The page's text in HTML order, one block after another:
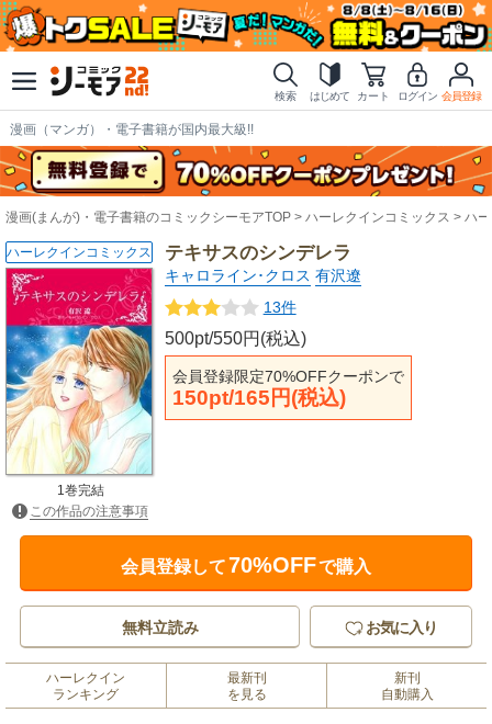
検索 はじめて カート ログイン 会員登録
漫画（マンガ）・電子書籍が国内最大級!!
漫画(まんが)・電子書籍のコミックシーモアTOP ハーレクインコミックス ハ
テキサスのシンデレラ
キャロライン･クロス 有沢遼
13件
500pt/550円(税込)
会員登録限定70%OFFクーポンで
150pt/165円(税込)
ハーレクインコミックス
1巻完結
この作品の注意事項
会員登録して70%OFFで購入
無料立読み お気に入り
ハーレクイン
ランキング
最新刊
を見る
新刊
自動購入